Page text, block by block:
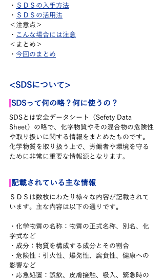
・ ＳＤＳの入手方法
・ ＳＤＳの活用法
＜注意点＞
・ こんな場合には注意
＜まとめ＞
・ 今回のまとめ
<SDSについて>
SDSって何の略？何に使うの？
SDSとは安全データシート（Sefety Data
Sheet）の略で、化学物質やその混合物の危険性
や取り扱いに関する情報をまとめたものです。
化学物質を取り扱う上で、労働者や環境を守る
ために非常に重要な情報源となります。
記載されている主な情報
ＳＤＳは数枚にわたり様々な内容が記載されて
います。主な内容は以下の通りです。
・化学物質の名称：物質の正式名称、別名、化
学式など
・成分：物質を構成する成分とその割合
・危険性：引火性、爆発性、腐食性、健康への
影響など
・応急処置：誤飲、皮膚接触、吸入、緊急時の